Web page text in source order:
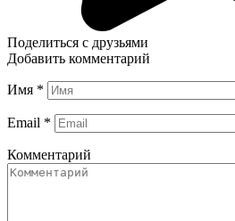
Поделиться с друзьями
Добавить комментарий
Имя *
Email *
Комментарий